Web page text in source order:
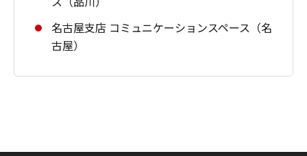
名古屋支店 コミュニケーションスペース（名
古屋）